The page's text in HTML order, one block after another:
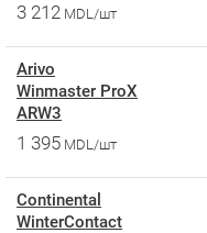
3 212 MDL/шт
Arivo
Winmaster ProX
ARW3
1 395 MDL/шт
Continental
WinterContact